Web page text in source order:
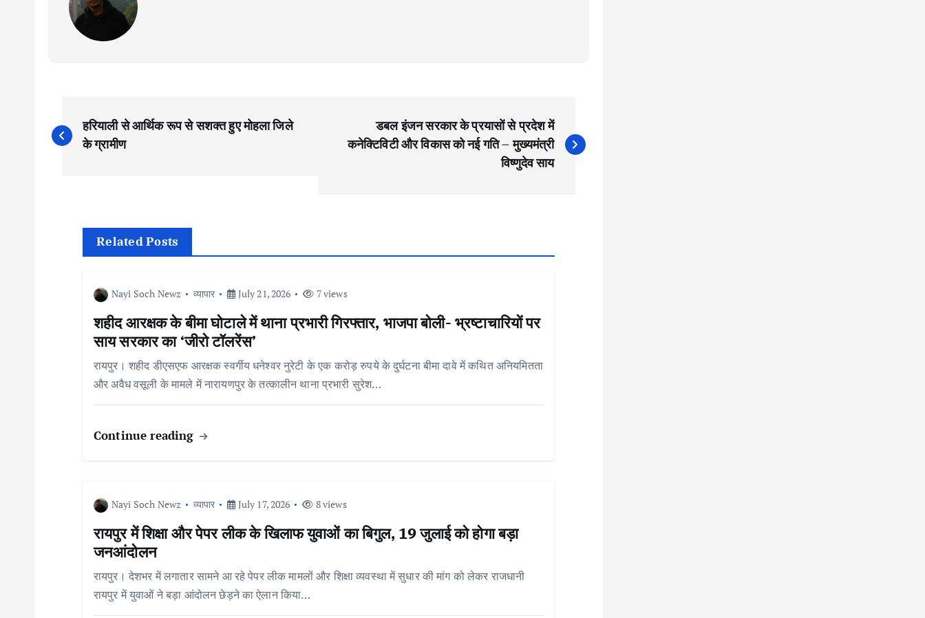
P
o
हरियाली से आर्थिक रूप से सशक्त हुए मोहला जिले
के ग्रामीण
डबल इंजन सरकार के प्रयासों से प्रदेश में
कनेक्टिविटी और विकास को नई गति – मुख्यमंत्री
विष्णुदेव साय
Related Posts
Nayi Soch Newz व्यापार July 21, 2026 7 views
शहीद आरक्षक के बीमा घोटाले में थाना प्रभारी गिरफ्तार, भाजपा बोली- भ्रष्टाचारियों पर
साय सरकार का ‘जीरो टॉलरेंस’
रायपुर। शहीद डीएसएफ आरक्षक स्वर्गीय धनेश्वर नुरेटी के एक करोड़ रुपये के दुर्घटना बीमा दावे में कथित अनियमितता
और अवैध वसूली के मामले में नारायणपुर के तत्कालीन थाना प्रभारी सुरेश…
Continue reading
Nayi Soch Newz व्यापार July 17, 2026 8 views
रायपुर में शिक्षा और पेपर लीक के खिलाफ युवाओं का बिगुल, 19 जुलाई को होगा बड़ा
जनआंदोलन
रायपुर। देशभर में लगातार सामने आ रहे पेपर लीक मामलों और शिक्षा व्यवस्था में सुधार की मांग को लेकर राजधानी
रायपुर में युवाओं ने बड़ा आंदोलन छेड़ने का ऐलान किया…